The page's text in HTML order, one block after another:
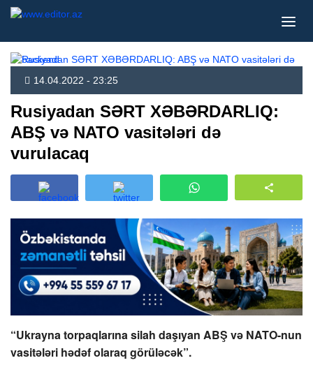
14.04.2022 - 23:25
Rusiyadan SƏRT XƏBƏRDARLIQ:
ABŞ və NATO vasitələri də
vurulacaq
“Ukrayna torpaqlarına silah daşıyan ABŞ və NATO-nun
vasitələri hədəf olaraq görüləcək”.